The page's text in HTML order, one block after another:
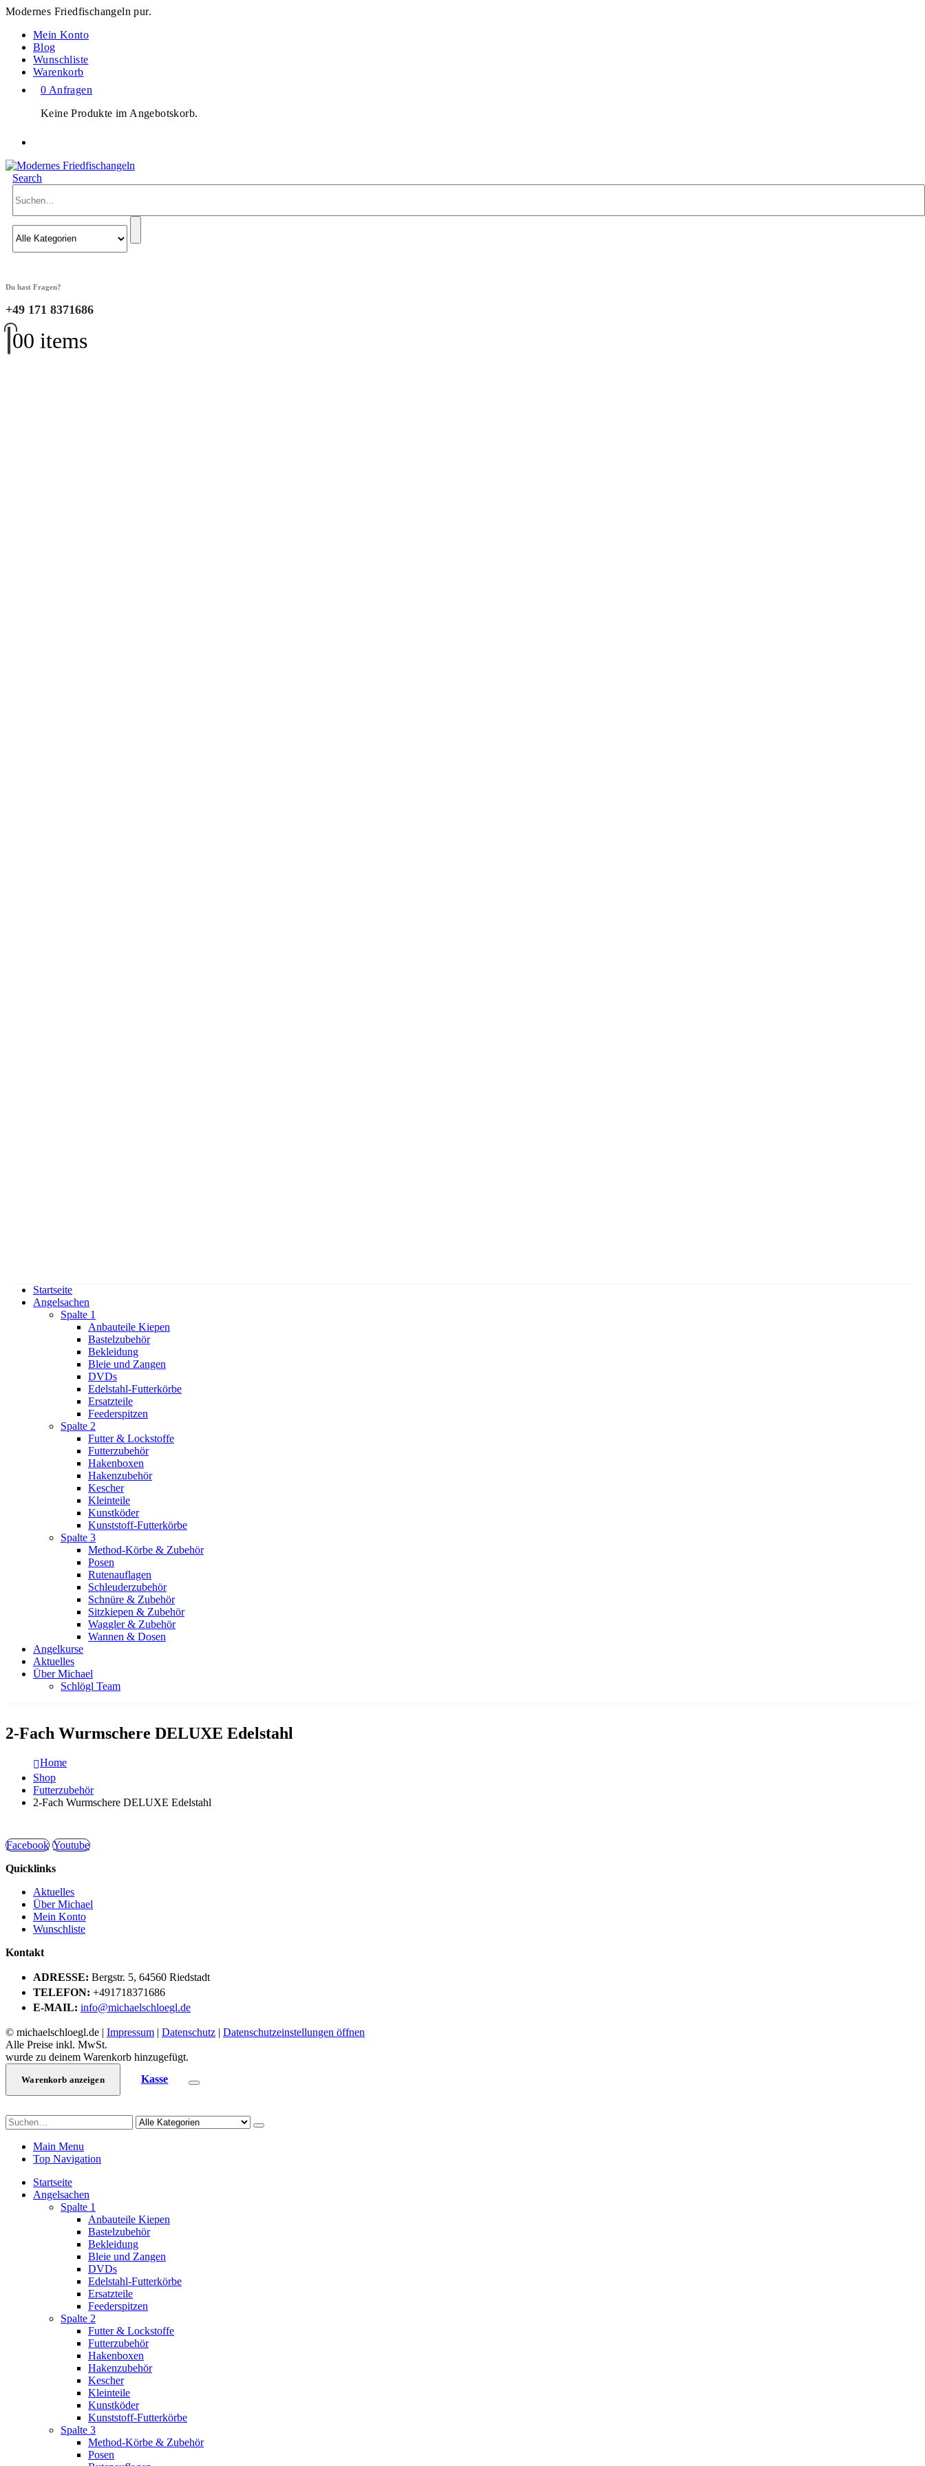
Modernes Friedfischangeln pur.
Mein Konto
Blog
Wunschliste
Warenkorb
0 Anfragen
Keine Produkte im Angebotskorb.
Search
Du hast Fragen?
+49 171 8371686
00 items
Startseite
Angelsachen
Spalte 1
Anbauteile Kiepen
Bastelzubehör
Bekleidung
Bleie und Zangen
DVDs
Edelstahl-Futterkörbe
Ersatzteile
Feederspitzen
Spalte 2
Futter & Lockstoffe
Futterzubehör
Hakenboxen
Hakenzubehör
Kescher
Kleinteile
Kunstköder
Kunststoff-Futterkörbe
Spalte 3
Method-Körbe & Zubehör
Posen
Rutenauflagen
Schleuderzubehör
Schnüre & Zubehör
Sitzkiepen & Zubehör
Waggler & Zubehör
Wannen & Dosen
Angelkurse
Aktuelles
Über Michael
Schlögl Team
2-Fach Wurmschere DELUXE Edelstahl
Home
Shop
Futterzubehör
2-Fach Wurmschere DELUXE Edelstahl
Facebook Youtube
Quicklinks
Aktuelles
Über Michael
Mein Konto
Wunschliste
Kontakt
ADRESSE: Bergstr. 5, 64560 Riedstadt
TELEFON: +491718371686
E-MAIL: info@michaelschloegl.de
© michaelschloegl.de | Impressum | Datenschutz | Datenschutzeinstellungen öffnen
Alle Preise inkl. MwSt.
wurde zu deinem Warenkorb hinzugefügt.
Warenkorb anzeigen Kasse
Main Menu
Top Navigation
Startseite
Angelsachen
Spalte 1
Anbauteile Kiepen
Bastelzubehör
Bekleidung
Bleie und Zangen
DVDs
Edelstahl-Futterkörbe
Ersatzteile
Feederspitzen
Spalte 2
Futter & Lockstoffe
Futterzubehör
Hakenboxen
Hakenzubehör
Kescher
Kleinteile
Kunstköder
Kunststoff-Futterkörbe
Spalte 3
Method-Körbe & Zubehör
Posen